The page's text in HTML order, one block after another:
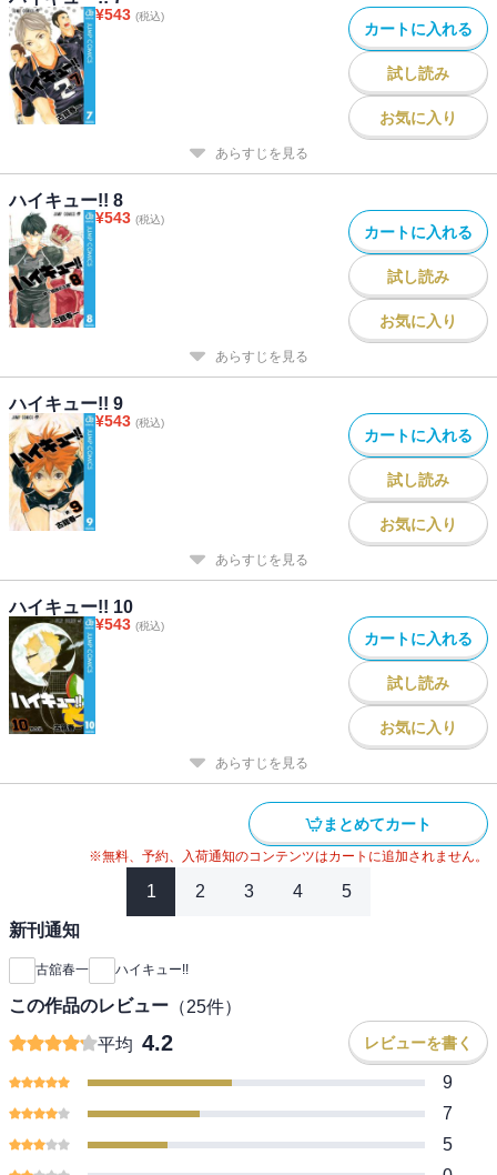
¥543 (税込)
カートに入れる
試し読み
お気に入り
あらすじを見る
ハイキュー!! 8
¥543 (税込)
カートに入れる
試し読み
お気に入り
あらすじを見る
ハイキュー!! 9
¥543 (税込)
カートに入れる
試し読み
お気に入り
あらすじを見る
ハイキュー!! 10
¥543 (税込)
カートに入れる
試し読み
お気に入り
あらすじを見る
まとめてカート
※無料、予約、入荷通知のコンテンツはカートに追加されません。
1 2 3 4 5
新刊通知
古舘春一 ハイキュー!!
この作品のレビュー （25件）
平均 4.2 レビューを書く
9
7
5